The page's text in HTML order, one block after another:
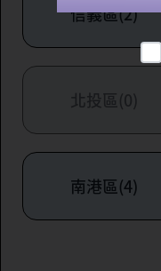
信義區(2)
北投區(0)
南港區(4)